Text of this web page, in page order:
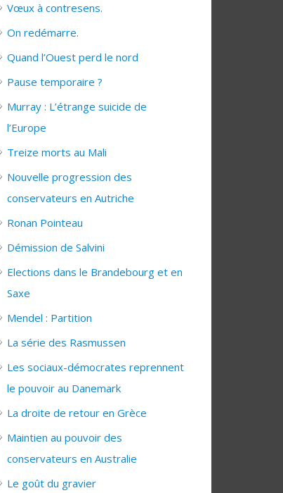
Vœux à contresens.
On redémarre.
Quand l’Ouest perd le nord
Pause temporaire ?
Murray : L’étrange suicide de
l’Europe
Treize morts au Mali
Nouvelle progression des
conservateurs en Autriche
Ronan Pointeau
Démission de Salvini
Elections dans le Brandebourg et en
Saxe
Mendel : Partition
La série des Rasmussen
Les sociaux-démocrates reprennent
le pouvoir au Danemark
La droite de retour en Grèce
Maintien au pouvoir des
conservateurs en Australie
Le goût du gravier